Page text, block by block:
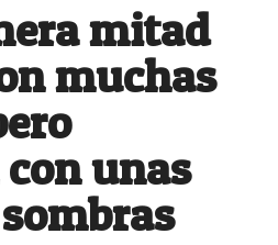
mitad
muchas
unas